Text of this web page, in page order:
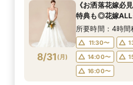
8/30 (日
9:00〜
13:30〜
17:30〜
フェア
8/30 (日
9:00〜
13:30〜
17:30〜
フェア
8/30 (日
なしフェア♪
所要時間：2時
13:30〜
17:30〜
フェア
8/30 (日
9:00〜
13:30〜
17:30〜
フェア
8/30 (日
13:30〜
フェア
8/31 (月)
《お洒落花嫁必
特典も◎花嫁ALL
所要時間：4時間
11:30〜
14:00〜
16:00〜